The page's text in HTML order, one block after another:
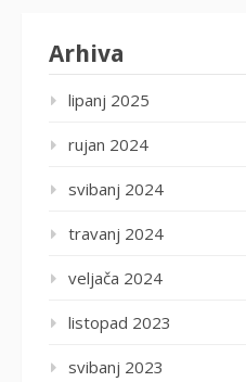
Arhiva
lipanj 2025
rujan 2024
svibanj 2024
travanj 2024
veljača 2024
listopad 2023
svibanj 2023